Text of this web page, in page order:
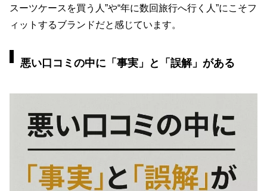
スーツケースを買う人”や“年に数回旅行へ行く人”にこそフ
ィットするブランドだと感じています。
悪い口コミの中に「事実」と「誤解」がある